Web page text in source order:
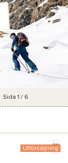
filter
Sida 1 / 6
Utförsäljning